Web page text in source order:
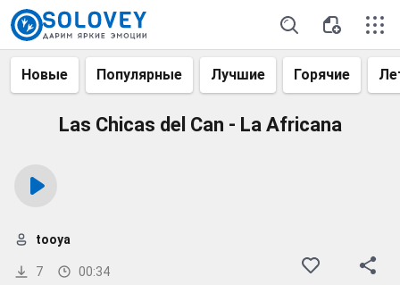
Новые Популярные Лучшие Горячие
Las Chicas del Can - La Africana
7 00:34
tooya